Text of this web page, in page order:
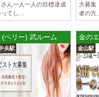
さん一人一人の目標達成
ってし…
大募集
者の方
(ベリー) 武ルーム
央駅
金の
金山駅